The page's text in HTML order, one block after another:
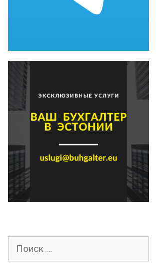
Поиск